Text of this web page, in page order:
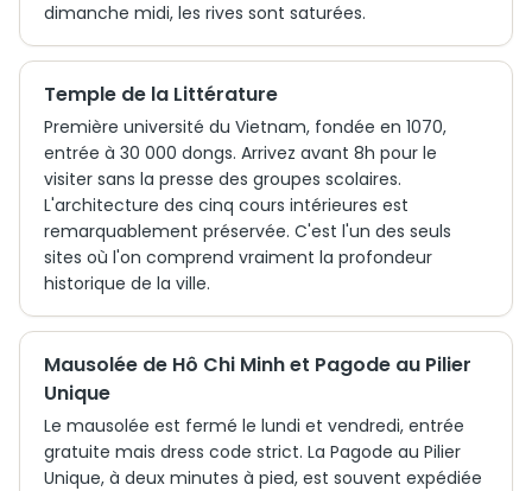
dimanche midi, les rives sont saturées.
Temple de la Littérature
Première université du Vietnam, fondée en 1070,
entrée à 30 000 dongs. Arrivez avant 8h pour le
visiter sans la presse des groupes scolaires.
L'architecture des cinq cours intérieures est
remarquablement préservée. C'est l'un des seuls
sites où l'on comprend vraiment la profondeur
historique de la ville.
Mausolée de Hô Chi Minh et Pagode au Pilier
Unique
Le mausolée est fermé le lundi et vendredi, entrée
gratuite mais dress code strict. La Pagode au Pilier
Unique, à deux minutes à pied, est souvent expédiée